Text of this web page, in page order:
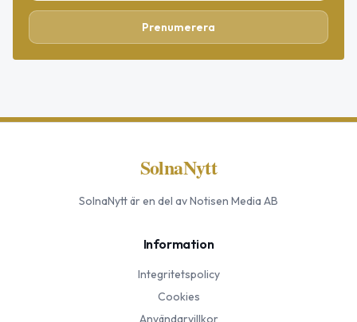
Prenumerera
SolnaNytt
SolnaNyttär en del av Notisen Media AB
Information
Integritetspolicy
Cookies
Användarvillkor